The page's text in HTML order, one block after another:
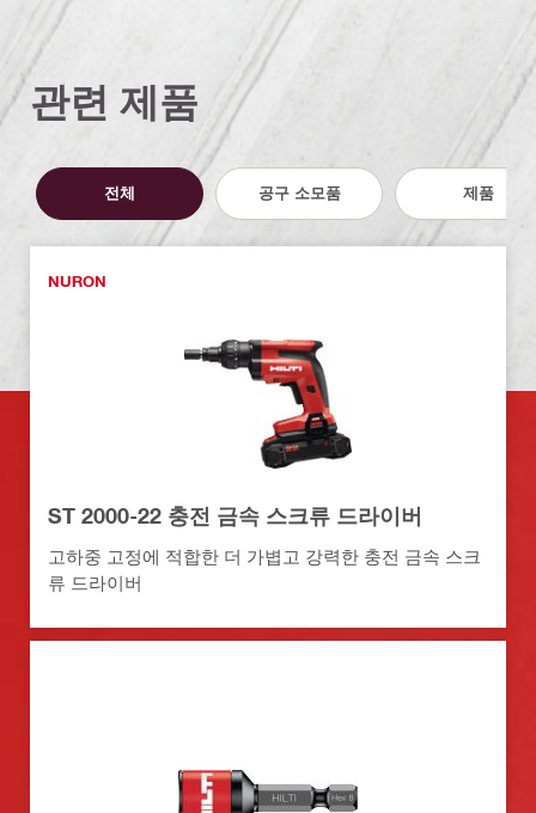
관련 제품
전체 공구 소모품 제품
NURON
ST 2000-22 충전 금속 스크류 드라이버
고하중 고정에 적합한 더 가볍고 강력한 충전 금속 스크
류 드라이버